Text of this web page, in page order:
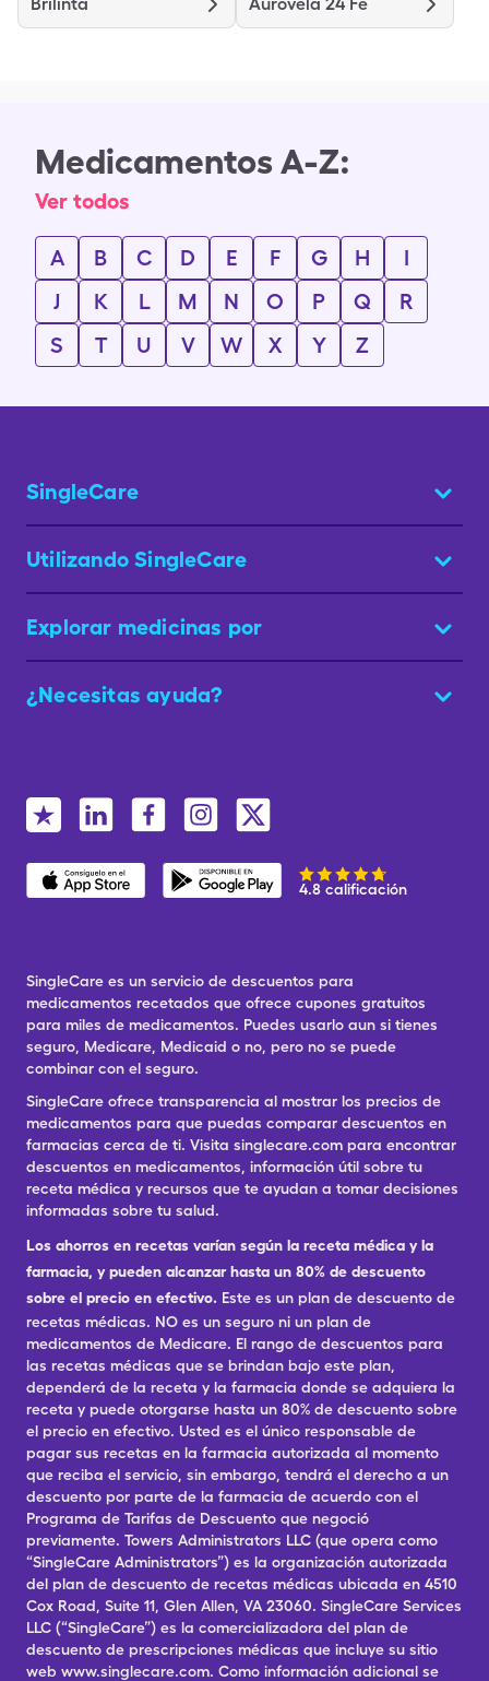
Medicamentos A-Z:
Ver todos
A B C D E F G H
I
J
K L M N O P Q
R
S
T U V W X Y Z
SingleCare
Utilizando SingleCare
Explorar medicinas por
¿Necesitas ayuda?
4.8 calificación
SingleCare es un servicio de descuentos para
medicamentos recetados que ofrece cupones gratuitos
para miles de medicamentos. Puedes usarlo aun si tienes
seguro, Medicare, Medicaid o no, pero no se puede
combinar con el seguro.
SingleCare ofrece transparencia al mostrar los precios de
medicamentos para que puedas comparar descuentos en
farmacias cerca de ti. Visita singlecare.com para encontrar
descuentos en medicamentos, información útil sobre tu
receta médica y recursos que te ayudan a tomar decisiones
informadas sobre tu salud.
Los ahorros en recetas varían según la receta médica y la
farmacia, y pueden alcanzar hasta un 80% de descuento
sobre el precio en efectivo. Este es un plan de descuento de
recetas médicas. NO es un seguro ni un plan de
medicamentos de Medicare. El rango de descuentos para
las recetas médicas que se brindan bajo este plan,
dependerá de la receta y la farmacia donde se adquiera la
receta y puede otorgarse hasta un 80% de descuento sobre
el precio en efectivo. Usted es el único responsable de
pagar sus recetas en la farmacia autorizada al momento
que reciba el servicio, sin embargo, tendrá el derecho a un
descuento por parte de la farmacia de acuerdo con el
Programa de Tarifas de Descuento que negoció
previamente. Towers Administrators LLC (que opera como
“SingleCare Administrators”) es la organización autorizada
del plan de descuento de recetas médicas ubicada en 4510
Cox Road, Suite 11, Glen Allen, VA 23060. SingleCare Services
LLC (“SingleCare”) es la comercializadora del plan de
descuento de prescripciones médicas que incluye su sitio
web www.singlecare.com. Como información adicional se